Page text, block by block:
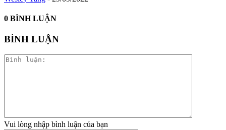
0 BÌNH LUẬN
BÌNH LUẬN
Vui lòng nhập bình luận của bạn